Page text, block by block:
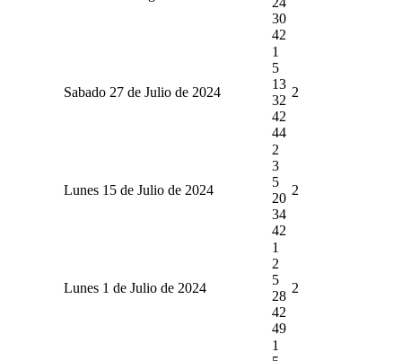
30
42
Sabado 27 de Julio de 2024
1
5
13
32
42
44
2
Lunes 15 de Julio de 2024
2
3
5
20
34
42
2
Lunes 1 de Julio de 2024
1
2
5
28
42
49
2
1